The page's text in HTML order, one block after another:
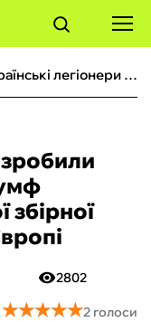
Українські легіонери зробили вагомий внесок у тріумф команди: гравці нашої збірної стали чемпіонами у Європі
зробили
збірної
2802
★★★★★
★★★★★2 голоси